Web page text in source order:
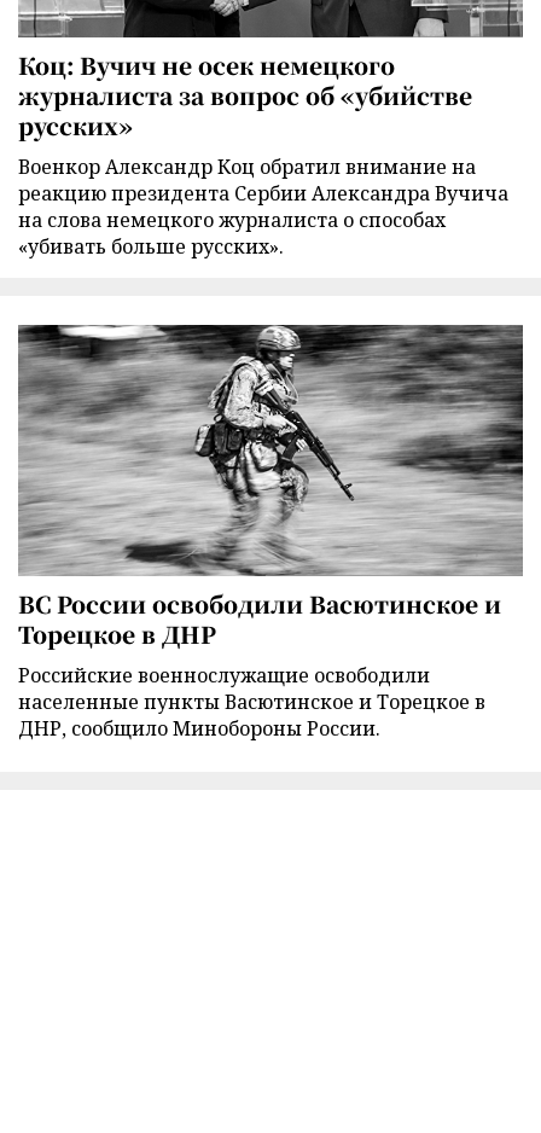
Коц: Вучич не осек немецкого
журналиста за вопрос об «убийстве
русских»
Военкор Александр Коц обратил внимание на
реакцию президента Сербии Александра Вучича
на слова немецкого журналиста о способах
«убивать больше русских».
ВС России освободили Васютинское и
Торецкое в ДНР
Российские военнослужащие освободили
населенные пункты Васютинское и Торецкое в
ДНР, сообщило Минобороны России.